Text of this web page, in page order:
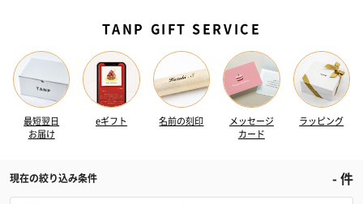
TANP GIFT SERVICE
最短翌日
お届け
eギフト 名前の刻印
メッセージ
カード
ラッピング
現在の絞り込み条件 -件